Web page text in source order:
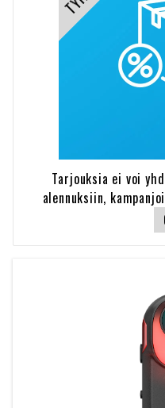
Tarjouksia ei voi
alennuksiin,